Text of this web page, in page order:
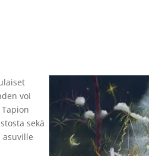
voi
sekä
asuville